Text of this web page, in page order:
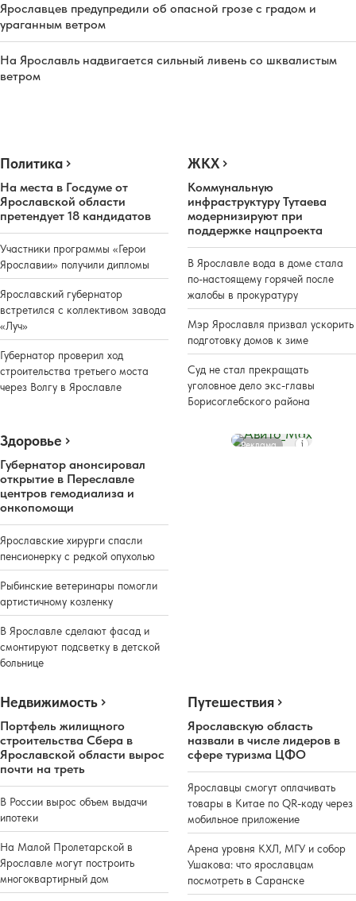
Ярославцев предупредили об опасной грозе с градом и
ураганным ветром
На Ярославль надвигается сильный ливень со шквалистым
ветром
Политика
На места в Госдуме от
Ярославской области
претендует 18 кандидатов
Участники программы «Герои
Ярославии» получили дипломы
Ярославский губернатор
встретился с коллективом завода
«Луч»
Губернатор проверил ход
строительства третьего моста
через Волгу в Ярославле
ЖКХ
Коммунальную
инфраструктуру Тутаева
модернизируют при
поддержке нацпроекта
В Ярославле вода в доме стала
по-настоящему горячей после
жалобы в прокуратуру
Мэр Ярославля призвал ускорить
подготовку домов к зиме
Суд не стал прекращать
уголовное дело экс-главы
Борисоглебского района
Здоровье
Губернатор анонсировал
открытие в Переславле
центров гемодиализа и
онкопомощи
Ярославские хирурги спасли
пенсионерку с редкой опухолью
Рыбинские ветеринары помогли
артистичному козленку
В Ярославле сделают фасад и
смонтируют подсветку в детской
больнице
Реклама
Недвижимость
Портфель жилищного
строительства Сбера в
Ярославской области вырос
почти на треть
В России вырос объем выдачи
ипотеки
На Малой Пролетарской в
Ярославле могут построить
многоквартирный дом
Путешествия
Ярославскую область
назвали в числе лидеров в
сфере туризма ЦФО
Ярославцы смогут оплачивать
товары в Китае по QR-коду через
мобильное приложение
Арена уровня КХЛ, МГУ и собор
Ушакова: что ярославцам
посмотреть в Саранске